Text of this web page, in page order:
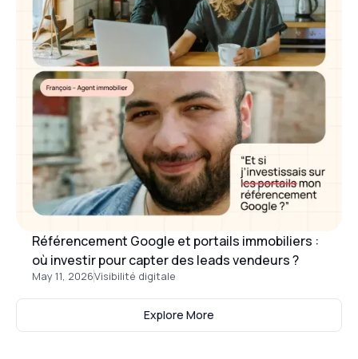
Référencement Google et portails immobiliers :
où investir pour capter des leads vendeurs ?
May 11, 2026Visibilité digitale
Explore More